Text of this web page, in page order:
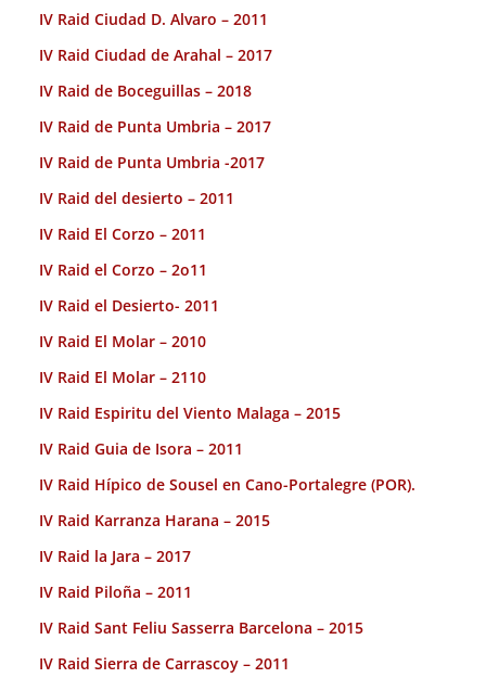
IV Raid Ciudad D. Alvaro – 2011
IV Raid Ciudad de Arahal – 2017
IV Raid de Boceguillas – 2018
IV Raid de Punta Umbria – 2017
IV Raid de Punta Umbria -2017
IV Raid del desierto – 2011
IV Raid El Corzo – 2011
IV Raid el Corzo – 2o11
IV Raid el Desierto- 2011
IV Raid El Molar – 2010
IV Raid El Molar – 2110
IV Raid Espiritu del Viento Malaga – 2015
IV Raid Guia de Isora – 2011
IV Raid Hípico de Sousel en Cano-Portalegre (POR).
IV Raid Karranza Harana – 2015
IV Raid la Jara – 2017
IV Raid Piloña – 2011
IV Raid Sant Feliu Sasserra Barcelona – 2015
IV Raid Sierra de Carrascoy – 2011